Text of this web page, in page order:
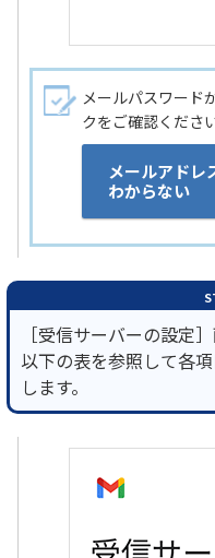
メールパスワード
クをご確認ください
メールアドレ
わからない
［受信サーバーの設定
以下の表を参照して各
します。